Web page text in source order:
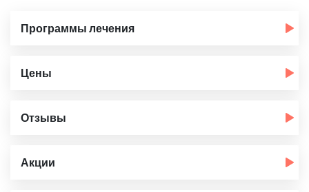
Программы лечения
Цены
Отзывы
Акции